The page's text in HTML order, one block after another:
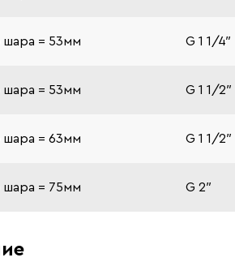
= 53мм G 1 1/4″
= 53мм G 1 1/2″
= 63мм G 1 1/2″
= 75мм G 2″